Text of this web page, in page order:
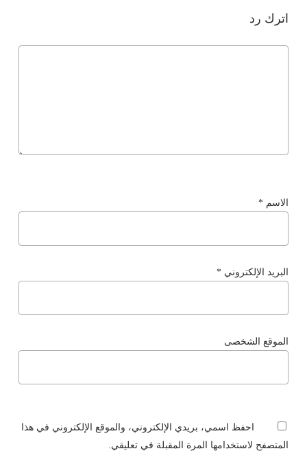
اترك رد
الاسم *
البريد الإلكتروني *
الموقع الشخصى
احفظ اسمي، بريدي الإلكتروني، والموقع الإلكتروني في هذا
المتصفح لاستخدامها المرة المقبلة في تعليقي.